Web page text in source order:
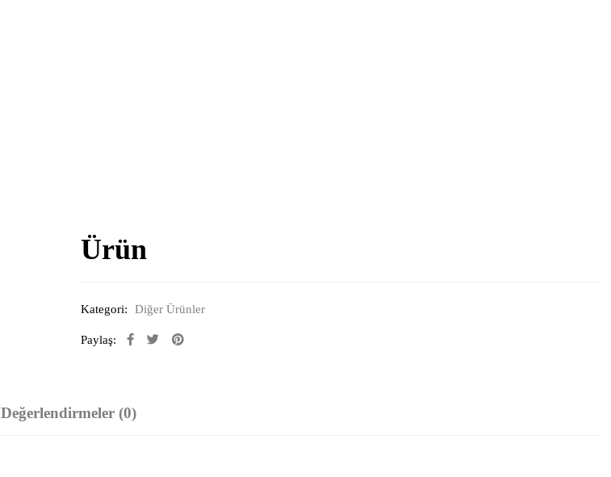
Ürün
Kategori: Diğer Ürünler
Paylaş:
Değerlendirmeler (0)